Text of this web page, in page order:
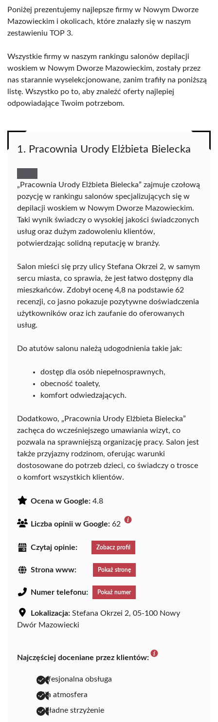
Poniżej prezentujemy najlepsze firmy w Nowym Dworze
Mazowieckim i okolicach, które znalazły się w naszym
zestawieniu TOP 3.
Wszystkie firmy w naszym rankingu salonów depilacji
woskiem w Nowym Dworze Mazowieckim, zostały przez
nas starannie wyselekcjonowane, zanim trafiły na poniższą
listę. Wszystko po to, aby znaleźć oferty najlepiej
odpowiadające Twoim potrzebom.
1. Pracownia Urody Elżbieta Bielecka
„Pracownia Urody Elżbieta Bielecka” zajmuje czołową
pozycję w rankingu salonów specjalizujących się w
depilacji woskiem w Nowym Dworze Mazowieckim.
Taki wynik świadczy o wysokiej jakości świadczonych
usług oraz dużym zadowoleniu klientów,
potwierdzając solidną reputację w branży.
Salon mieści się przy ulicy Stefana Okrzei 2, w samym
sercu miasta, co sprawia, że jest łatwo dostępny dla
mieszkańców. Zdobył ocenę 4,8 na podstawie 62
recenzji, co jasno pokazuje pozytywne doświadczenia
użytkowników oraz ich zaufanie do oferowanych
usług.
Do atutów salonu należą udogodnienia takie jak:
dostęp dla osób niepełnosprawnych,
obecność toalety,
komfort odwiedzających.
Dodatkowo, „Pracownia Urody Elżbieta Bielecka”
zachęca do wcześniejszego umawiania wizyt, co
pozwala na sprawniejszą organizację pracy. Salon jest
także przyjazny rodzinom, oferując warunki
dostosowane do potrzeb dzieci, co świadczy o trosce
o komfort wszystkich klientów.
Ocena w Google: 4.8
Liczba opinii w Google: 62
Czytaj opinie: Zobacz profil
Strona www: Pokaż stronę
Numer telefonu: Pokaż numer
Lokalizacja: Stefana Okrzei 2, 05-100 Nowy
Dwór Mazowiecki
Najczęściej doceniane przez klientów:
profesjonalna obsługa
miła atmosfera
dokładne strzyżenie